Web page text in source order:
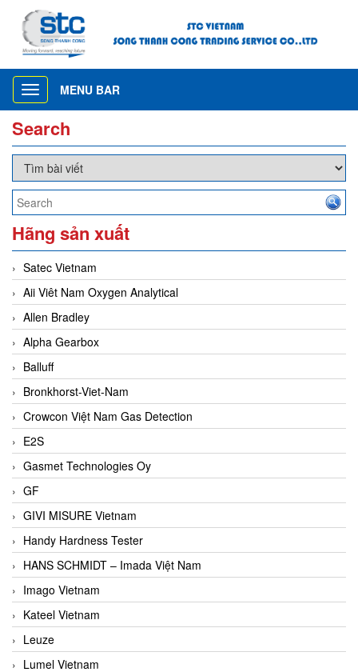
Toggle
navigation
MENU BAR
Search
Hãng sản xuất
Satec Vietnam
Aii Viêt Nam Oxygen Analytical
Allen Bradley
Alpha Gearbox
Balluff
Bronkhorst-Viet-Nam
Crowcon Việt Nam Gas Detection
E2S
Gasmet Technologies Oy
GF
GIVI MISURE Vietnam
Handy Hardness Tester
HANS SCHMIDT – Imada Việt Nam
Imago Vietnam
Kateel Vietnam
Leuze
Lumel Vietnam